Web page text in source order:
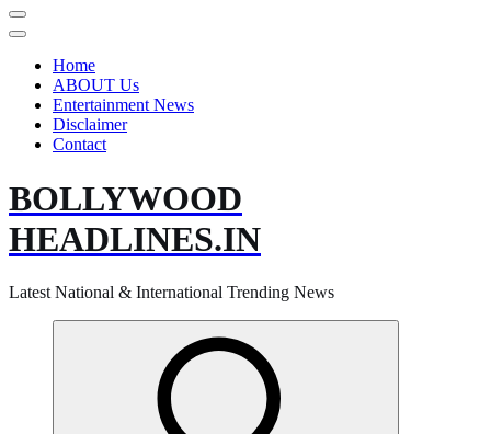
Home
ABOUT Us
Entertainment News
Disclaimer
Contact
BOLLYWOOD
HEADLINES.IN
Latest National & International Trending News